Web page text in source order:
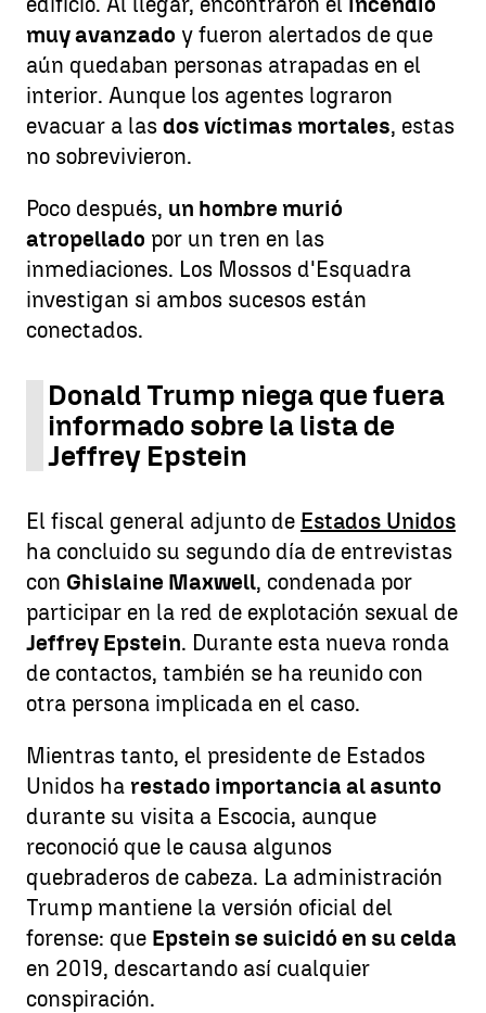
muy avanzado y fueron alertados de que
aún quedaban personas atrapadas en el
interior. Aunque los agentes lograron
evacuar a las dos víctimas mortales, estas
no sobrevivieron.
Poco después, un hombre murió
atropellado por un tren en las
inmediaciones. Los Mossos d'Esquadra
investigan si ambos sucesos están
conectados.
Donald Trump niega que fuera
informado sobre la lista de
Jeffrey Epstein
El fiscal general adjunto de Estados Unidos
ha concluido su segundo día de entrevistas
con Ghislaine Maxwell, condenada por
participar en la red de explotación sexual de
Jeffrey Epstein. Durante esta nueva ronda
de contactos, también se ha reunido con
otra persona implicada en el caso.
Mientras tanto, el presidente de Estados
Unidos ha restado importancia al asunto
durante su visita a Escocia, aunque
reconoció que le causa algunos
quebraderos de cabeza. La administración
Trump mantiene la versión oficial del
forense: que Epstein se suicidó en su celda
en 2019, descartando así cualquier
conspiración.